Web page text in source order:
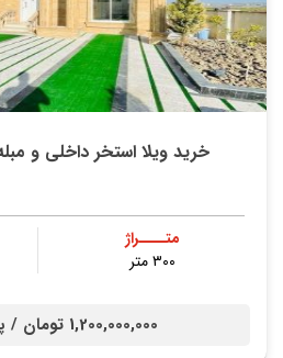
خرید ویلا استخر داخلی و
متــــراژ
۳۰۰ متر
1,200,000,000 تومان /